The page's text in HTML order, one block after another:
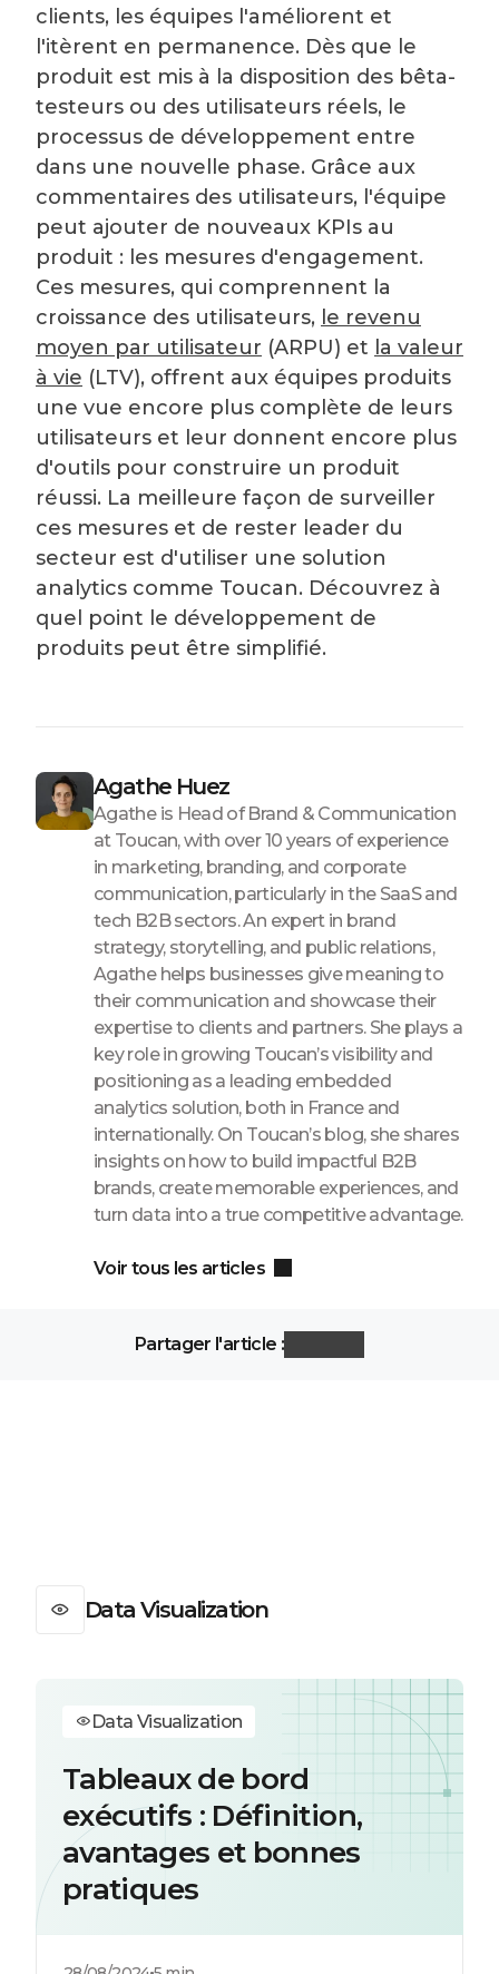
Partager l'article :
clients, les équipes l'améliorent et
l'itèrent en permanence. Dès que le
produit est mis à la disposition des bêta-
testeurs ou des utilisateurs réels, le
processus de développement entre
dans une nouvelle phase. Grâce aux
commentaires des utilisateurs, l'équipe
peut ajouter de nouveaux KPIs au
produit : les mesures d'engagement.
Ces mesures, qui comprennent la
croissance des utilisateurs, le revenu
moyen par utilisateur (ARPU) et la valeur
à vie (LTV), offrent aux équipes produits
une vue encore plus complète de leurs
utilisateurs et leur donnent encore plus
d'outils pour construire un produit
réussi. La meilleure façon de surveiller
ces mesures et de rester leader du
secteur est d'utiliser une solution
analytics comme Toucan. Découvrez à
quel point le développement de
produits peut être simplifié.
Agathe Huez
Agathe is Head of Brand & Communication
at Toucan, with over 10 years of experience
in marketing, branding, and corporate
communication, particularly in the SaaS and
tech B2B sectors. An expert in brand
strategy, storytelling, and public relations,
Agathe helps businesses give meaning to
their communication and showcase their
expertise to clients and partners. She plays a
key role in growing Toucan’s visibility and
positioning as a leading embedded
analytics solution, both in France and
internationally. On Toucan’s blog, she shares
insights on how to build impactful B2B
brands, create memorable experiences, and
turn data into a true competitive advantage.
Voir tous les articles
Data Visualization
Data Visualization
Tableaux de bord
exécutifs : Définition,
avantages et bonnes
pratiques